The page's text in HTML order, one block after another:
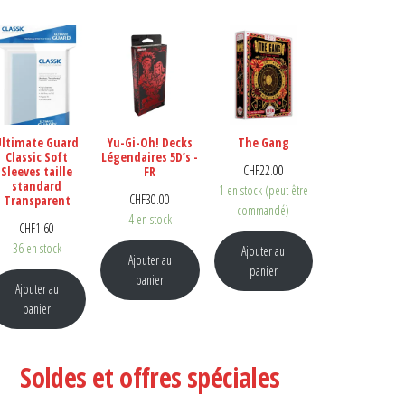
: CHF16.20.
Guard
Classic Soft
Sleeves taille
standard
Transparent
CHF1.60
36 en stock
Ajouter au
panier
Yu-Gi-Oh! Decks
Légendaires 5D’s -
FR
CHF30.00
4 en stock
Ajouter au
panier
The Gang
CHF22.00
1 en stock (peut être
commandé)
Ajouter au
panier
Soldes et offres spéciales